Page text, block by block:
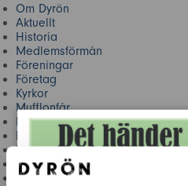
Om Dyrön
Aktuellt
Historia
Medlemsförmån
Föreningar
Företag
Kyrkor
Mufflonfår
Närliggande
Brandvärn & sjuktransport
Hjärtstartare
Ta dig hit
Integritetspolicy